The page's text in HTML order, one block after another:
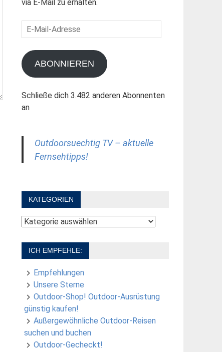
via E-Mail zu erhalten.
E-
Mail-
Adresse
ABONNIEREN
Schließe dich 3.482 anderen Abonnenten
an
Outdoorsuechtig TV – aktuelle
Fernsehtipps!
KATEGORIEN
Kategorien
ICH EMPFEHLE:
Empfehlungen
Unsere Sterne
Outdoor-Shop! Outdoor-Ausrüstung
günstig kaufen!
Außergewöhnliche Outdoor-Reisen
suchen und buchen
Outdoor-Gecheckt!